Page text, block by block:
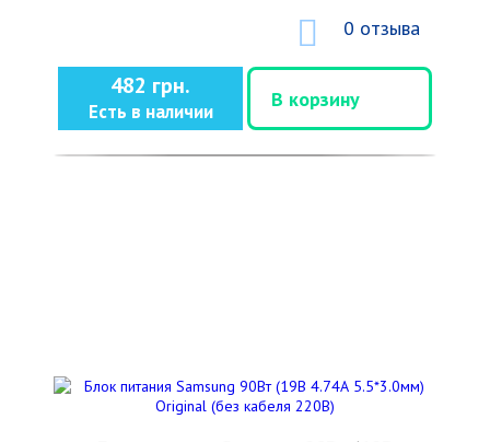
0 отзыва
482 грн.
Есть в наличии
В корзину